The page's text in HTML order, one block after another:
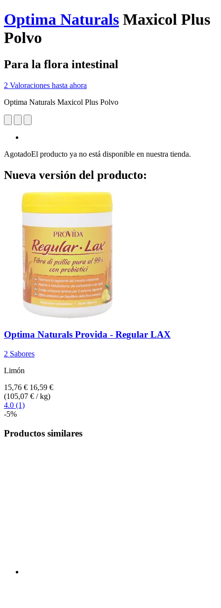
Optima Naturals Maxicol Plus
Polvo
Para la flora intestinal
2 Valoraciones hasta ahora
Optima Naturals Maxicol Plus Polvo
AgotadoEl producto ya no está disponible en nuestra tienda.
Nueva versión del producto:
Optima Naturals Provida -​ Regular LAX
2 Sabores
Limón
15,76 € 16,59 €
(105,07 € / kg)
4.0 (1)
-5%
Productos similares